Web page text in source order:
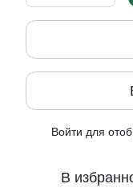
Войти для
В